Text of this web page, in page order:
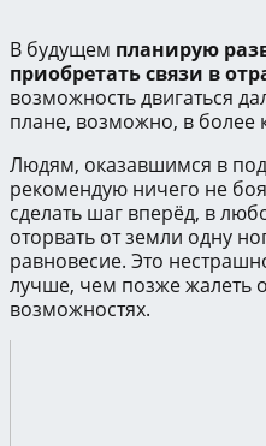
В будущем планирую
приобретать связи в
возможность двигаться
плане, возможно, в более
Людям, оказавшимся в
рекомендую ничего не
сделать шаг вперёд, в
оторвать от земли одну
равновесие. Это
лучше, чем позже жалеть
возможностях.